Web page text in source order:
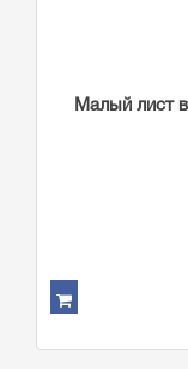
Малый лист